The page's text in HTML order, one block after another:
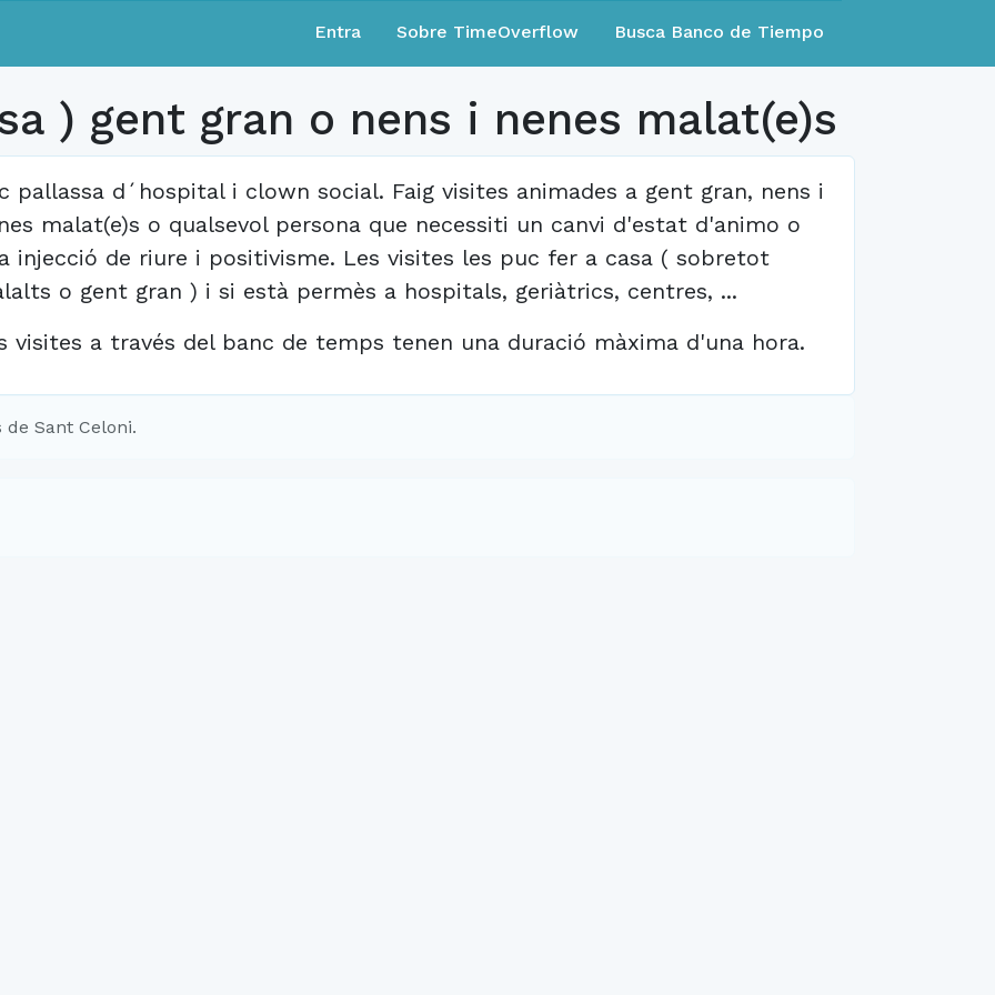
Entra Sobre TimeOverflow Busca Banco de Tiempo
) gent gran o nens i nenes malat(e)s
pallassa d´hospital i clown social. Faig visites animades a gent gran, nens i
malat(e)s o qualsevol persona que necessiti un canvi d'estat d'animo o
injecció de riure i positivisme. Les visites les puc fer a casa ( sobretot
o gent gran ) i si està permès a hospitals, geriàtrics, centres, ...
visites a través del banc de temps tenen una duració màxima d'una hora.
Sant Celoni.